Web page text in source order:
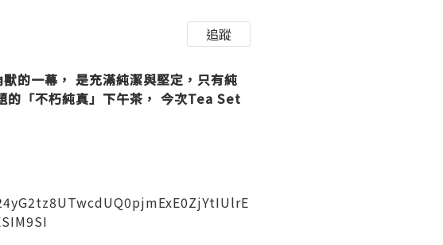
追蹤
的一幕， 是充滿純潔與堅定，只有純
的「不朽純真」下午茶， 今次Tea Set